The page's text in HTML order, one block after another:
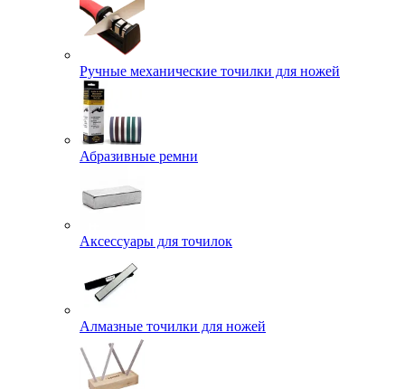
Ручные механические точилки для ножей
Абразивные ремни
Аксессуары для точилок
Алмазные точилки для ножей